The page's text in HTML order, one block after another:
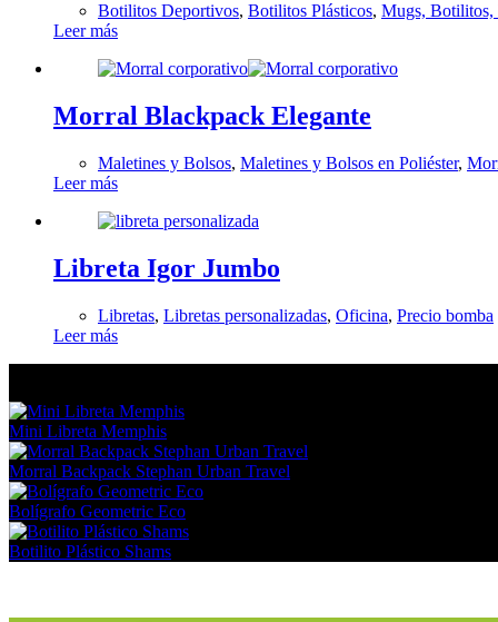
Botilitos Deportivos, Botilitos Plásticos, Mugs, Botilitos,
Leer más
Morral Blackpack Elegante
Maletines y Bolsos, Maletines y Bolsos en Poliéster,
Leer más
Libreta Igor Jumbo
Libretas, Libretas personalizadas, Oficina, Precio bomba
Leer más
Mini Libreta Memphis
Morral Backpack Stephan Urban Travel
Bolígrafo Geometric Eco
Botilito Plástico Shams